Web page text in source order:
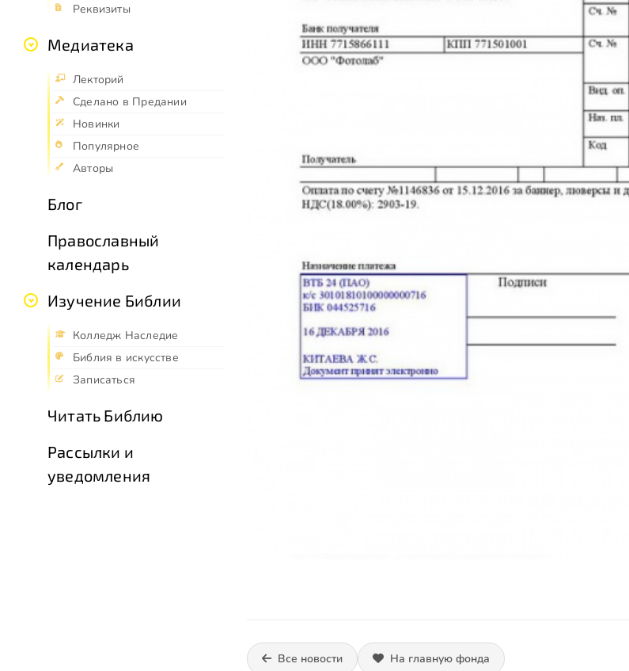
Реквизиты
Медиатека
Лекторий
Сделано в Предании
Новинки
Популярное
Авторы
Блог
Православный
календарь
Изучение Библии
Колледж Наследие
Библия в искусстве
Записаться
Читать Библию
Рассылки и
уведомления
Все новости На главную фонда